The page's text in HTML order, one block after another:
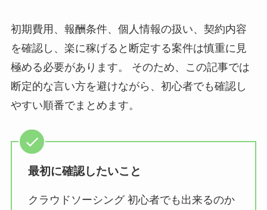
初期費用、報酬条件、個人情報の扱い、契約内容
を確認し、楽に稼げると断定する案件は慎重に見
極める必要があります。 そのため、この記事では
断定的な言い方を避けながら、初心者でも確認し
やすい順番でまとめます。
最初に確認したいこと
クラウドソーシング 初心者でも出来るのか